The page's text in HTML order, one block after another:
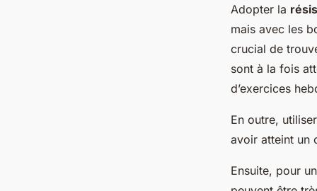
Adopter la
mais avec les
crucial de
sont à la fois
d’exercices
En outre,
avoir atteint un
Ensuite, pour